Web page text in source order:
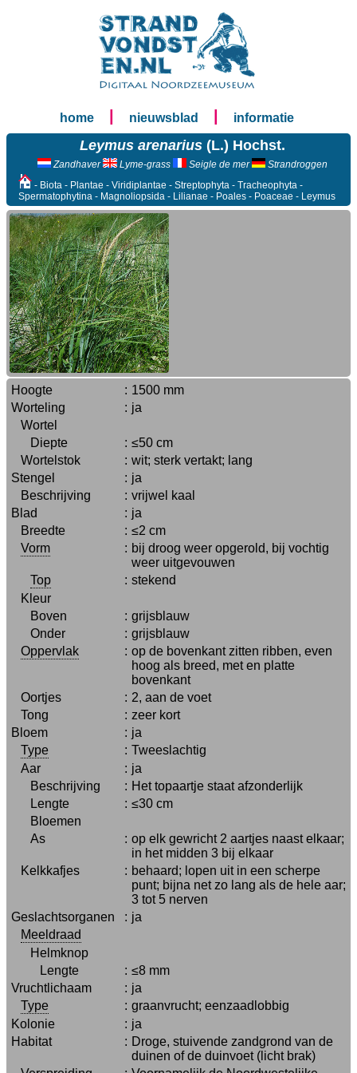
home nieuwsblad informatie
Leymus arenarius (L.) Hochst.
Zandhaver Lyme-grass Seigle de mer
Strandroggen
- Biota - Plantae - Viridiplantae - Streptophyta - Tracheophyta -
Spermatophytina - Magnoliopsida - Lilianae - Poales - Poaceae - Leymus
Hoogte : 1500 mm
Worteling
: ja
Wortel
Diepte
: ≤50 cm
Wortelstok
: wit; sterk vertakt; lang
Stengel
: ja
Beschrijving
: vrijwel kaal
Blad
: ja
Breedte
: ≤2 cm
Vorm
: bij droog weer opgerold, bij vochtig
weer uitgevouwen
Top
: stekend
Kleur
Boven
: grijsblauw
Onder
: grijsblauw
Oppervlak
: op de bovenkant zitten ribben, even
hoog als breed, met en platte
bovenkant
Oortjes
: 2, aan de voet
Tong
: zeer kort
Bloem
: ja
Type
: Tweeslachtig
Aar
: ja
Beschrijving
: Het topaartje staat afzonderlijk
Lengte
: ≤30 cm
Bloemen
As
: op elk gewricht 2 aartjes naast elkaar;
in het midden 3 bij elkaar
Kelkkafjes
: behaard; lopen uit in een scherpe
punt; bijna net zo lang als de hele aar;
3 tot 5 nerven
Geslachtsorganen
: ja
Meeldraad
Helmknop
Lengte
: ≤8 mm
Vruchtlichaam
: ja
Type
: graanvrucht; eenzaadlobbig
Kolonie
: ja
Habitat
: Droge, stuivende zandgrond van de
duinen of de duinvoet (licht brak)